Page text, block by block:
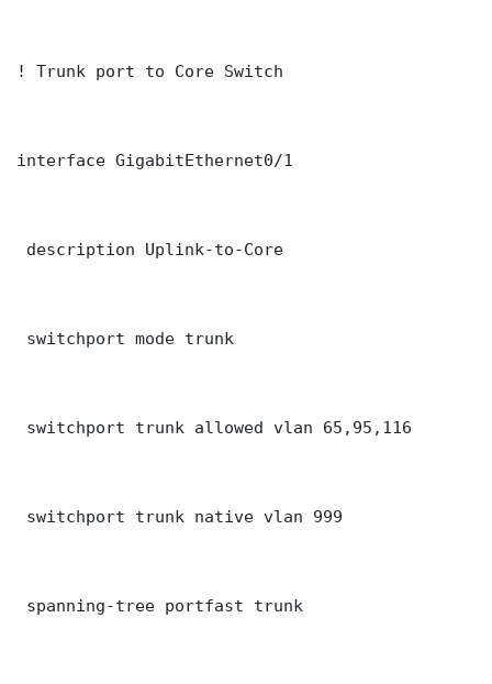
! Trunk port to Core Switch
interface GigabitEthernet0/1
description Uplink-to-Core
switchport mode trunk
switchport trunk allowed vlan 65,95,116
switchport trunk native vlan 999
spanning-tree portfast trunk